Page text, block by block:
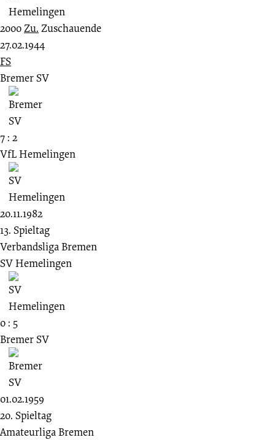
2000Zu. Zuschauende
27.02.1944
FS
Bremer SV
7 : 2
VfL Hemelingen
20.11.1982
13. Spieltag
Verbandsliga Bremen
SV Hemelingen
0 : 5
Bremer SV
01.02.1959
20. Spieltag
Amateurliga Bremen